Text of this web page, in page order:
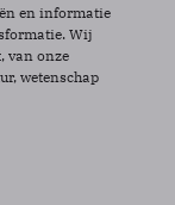
en informatie
Wij
van onze
wetenschap